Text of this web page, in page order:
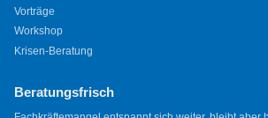
Vorträge
Workshop
Krisen-Beratung
Beratungsfrisch